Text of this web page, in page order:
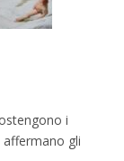
i
gli